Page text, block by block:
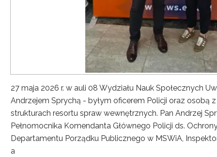
27 maja 2026 r. w auli 08 Wydziału Nauk Społecznych
Andrzejem Sprychą - byłym oficerem Policji oraz osobą
strukturach resortu spraw wewnętrznych. Pan Andrzej
Pełnomocnika Komendanta Głównego Policji ds.
Departamentu Porządku Publicznego w MSWiA,
a